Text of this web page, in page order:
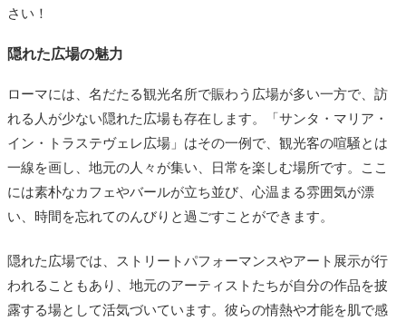
さい！
隠れた広場の魅力
ローマには、名だたる観光名所で賑わう広場が多い一方で、訪
れる人が少ない隠れた広場も存在します。「サンタ・マリア・
イン・トラステヴェレ広場」はその一例で、観光客の喧騒とは
一線を画し、地元の人々が集い、日常を楽しむ場所です。ここ
には素朴なカフェやバールが立ち並び、心温まる雰囲気が漂
い、時間を忘れてのんびりと過ごすことができます。
隠れた広場では、ストリートパフォーマンスやアート展示が行
われることもあり、地元のアーティストたちが自分の作品を披
露する場として活気づいています。彼らの情熱や才能を肌で感